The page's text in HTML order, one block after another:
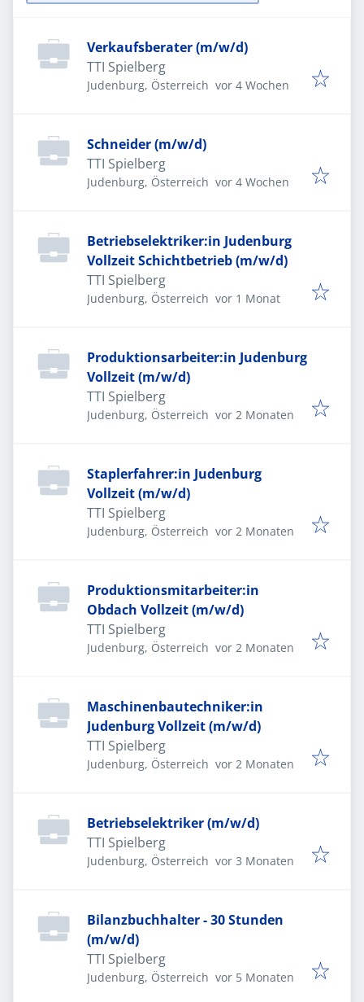
Verkaufsberater (m/w/d)
TTI Spielberg
Judenburg, Österreich Veröffentlicht:
vor 4 Wochen
Schneider (m/w/d)
TTI Spielberg
Judenburg, Österreich Veröffentlicht:
vor 4 Wochen
Betriebselektriker:in Judenburg
Vollzeit Schichtbetrieb (m/w/d)
TTI Spielberg
Judenburg, Österreich Veröffentlicht
vor 1 Monat
Produktionsarbeiter:in Judenburg
Vollzeit (m/w/d)
TTI Spielberg
Judenburg, Österreich Veröffentlicht:
vor 2 Monaten
Staplerfahrer:in Judenburg
Vollzeit (m/w/d)
TTI Spielberg
Judenburg, Österreich Veröffentlicht:
vor 2 Monaten
Produktionsmitarbeiter:in
Obdach Vollzeit (m/w/d)
TTI Spielberg
Judenburg, Österreich Veröffentlicht:
vor 2 Monaten
Maschinenbautechniker:in
Judenburg Vollzeit (m/w/d)
TTI Spielberg
Judenburg, Österreich Veröffentlicht:
vor 2 Monaten
Betriebselektriker (m/w/d)
TTI Spielberg
Judenburg, Österreich Veröffentlicht:
vor 3 Monaten
Bilanzbuchhalter - 30 Stunden
(m/w/d)
TTI Spielberg
Judenburg, Österreich Veröffentlicht:
vor 5 Monaten